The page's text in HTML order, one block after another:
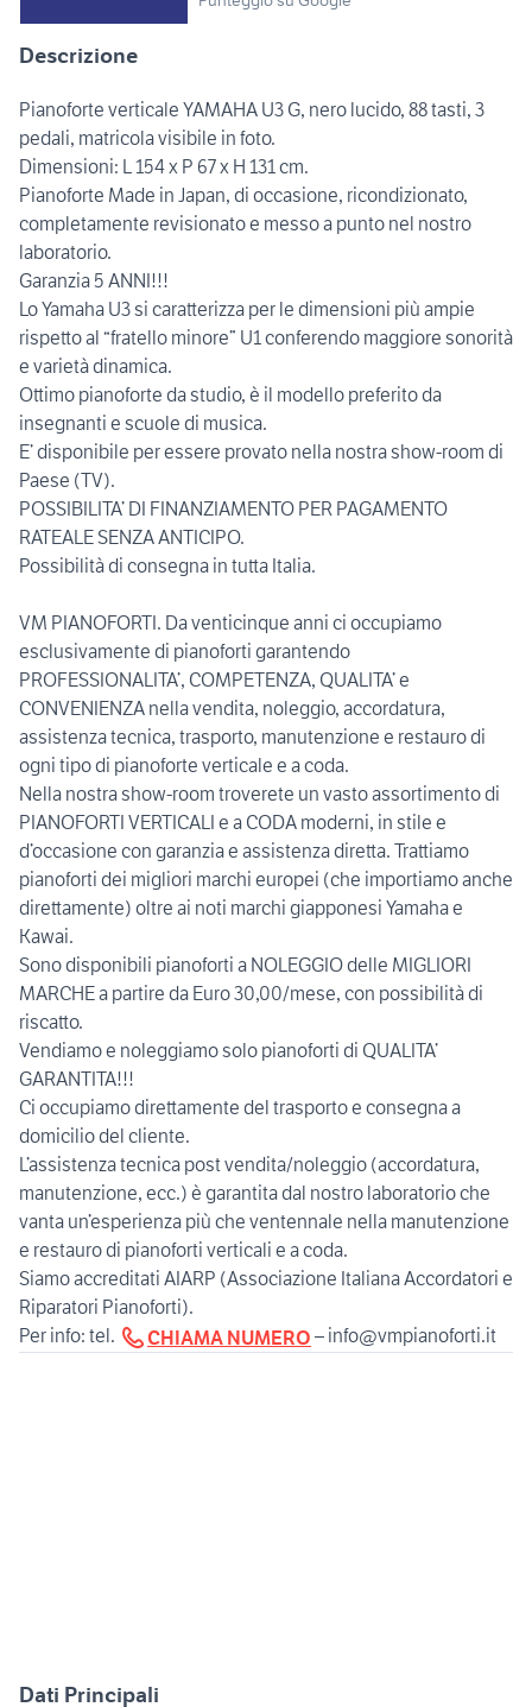
Descrizione
Pianoforte verticale YAMAHA U3 G, nero lucido, 88 tasti, 3
pedali, matricola visibile in foto.
Dimensioni: L 154 x P 67 x H 131 cm.
Pianoforte Made in Japan, di occasione, ricondizionato,
completamente revisionato e messo a punto nel nostro
laboratorio.
Garanzia 5 ANNI!!!
Lo Yamaha U3 si caratterizza per le dimensioni più ampie
rispetto al “fratello minore” U1 conferendo maggiore sonorità
e varietà dinamica.
Ottimo pianoforte da studio, è il modello preferito da
insegnanti e scuole di musica.
E’ disponibile per essere provato nella nostra show-room di
Paese (TV).
POSSIBILITA’ DI FINANZIAMENTO PER PAGAMENTO
RATEALE SENZA ANTICIPO.
Possibilità di consegna in tutta Italia.
VM PIANOFORTI. Da venticinque anni ci occupiamo
esclusivamente di pianoforti garantendo
PROFESSIONALITA’, COMPETENZA, QUALITA’ e
CONVENIENZA nella vendita, noleggio, accordatura,
assistenza tecnica, trasporto, manutenzione e restauro di
ogni tipo di pianoforte verticale e a coda.
Nella nostra show-room troverete un vasto assortimento di
PIANOFORTI VERTICALI e a CODA moderni, in stile e
d’occasione con garanzia e assistenza diretta. Trattiamo
pianoforti dei migliori marchi europei (che importiamo anche
direttamente) oltre ai noti marchi giapponesi Yamaha e
Kawai.
Sono disponibili pianoforti a NOLEGGIO delle MIGLIORI
MARCHE a partire da Euro 30,00/mese, con possibilità di
riscatto.
Vendiamo e noleggiamo solo pianoforti di QUALITA’
GARANTITA!!!
Ci occupiamo direttamente del trasporto e consegna a
domicilio del cliente.
L’assistenza tecnica post vendita/noleggio (accordatura,
manutenzione, ecc.) è garantita dal nostro laboratorio che
vanta un’esperienza più che ventennale nella manutenzione
e restauro di pianoforti verticali e a coda.
Siamo accreditati AIARP (Associazione Italiana Accordatori e
Riparatori Pianoforti).
Per info: tel.
CHIAMA NUMERO – info@vmpianoforti.it
Dati Principali